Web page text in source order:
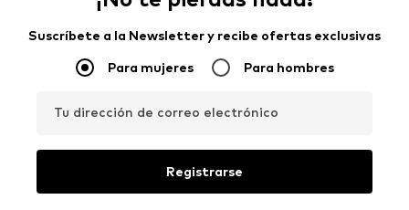
Suscríbete a la Newsletter y recibe ofertas exclusivas
Para mujeres Para hombres
Tu dirección de correo electrónico
Registrarse